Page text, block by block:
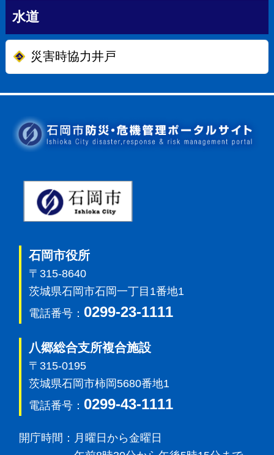
水道
災害時協力井戸
石岡市役所
〒315-8640
茨城県石岡市石岡一丁目1番地1
電話番号： 0299-23-1111
八郷総合支所複合施設
〒315-0195
茨城県石岡市柿岡5680番地1
電話番号： 0299-43-1111
開庁時間： 月曜日から金曜日